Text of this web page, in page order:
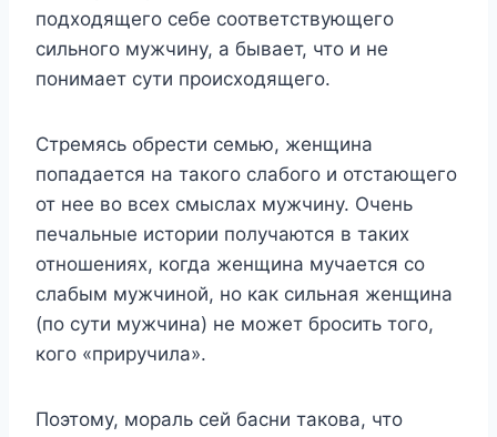
подходящего себе соответствующего
сильного мужчину, а бывает, что и не
понимает сути происходящего.
Стремясь обрести семью, женщина
попадается на такого слабого и отстающего
от нее во всех смыслах мужчину. Очень
печальные истории получаются в таких
отношениях, когда женщина мучается со
слабым мужчиной, но как сильная женщина
(по сути мужчина) не может бросить того,
кого «приручила».
Поэтому, мораль сей басни такова, что